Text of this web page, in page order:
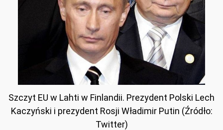
Szczyt EU w Lahti w Finlandii. Prezydent Polski Lech
Kaczyński i prezydent Rosji Władimir Putin (Źródło:
Twitter)